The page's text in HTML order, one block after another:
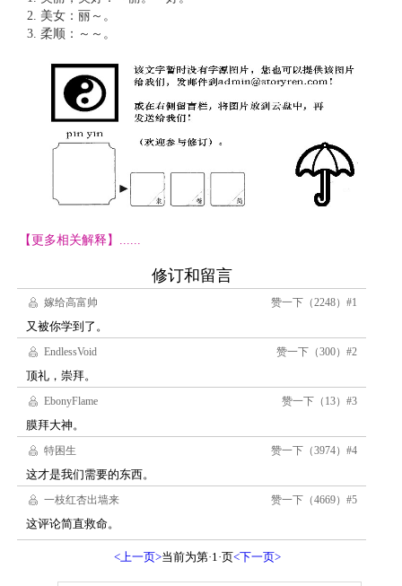
美女：丽～。
柔顺：～～。
【更多相关解释】......